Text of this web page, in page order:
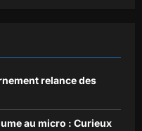
relance des
au micro : Curieux